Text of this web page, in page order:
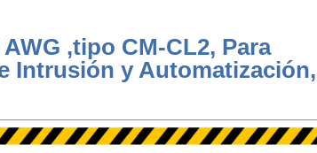
,tipo CM-CL2, Para
Intrusión y Automatización,